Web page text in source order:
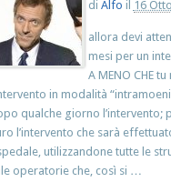
di Alfo il 16
allora devi
mesi per un
A MENO CHE
in modalità
qualche giorno l’intervento;
l’intervento che sarà
utilizzandone tutte le
operatorie che, così si …